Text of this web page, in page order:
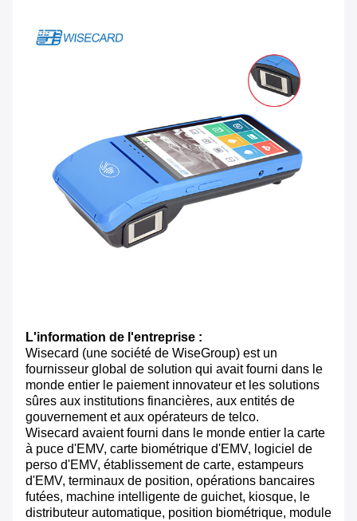
L'information de l'entreprise :
Wisecard (une société de WiseGroup) est un
fournisseur global de solution qui avait fourni dans le
monde entier le paiement innovateur et les solutions
sûres aux institutions financières, aux entités de
gouvernement et aux opérateurs de telco.
Wisecard avaient fourni dans le monde entier la carte
à puce d'EMV, carte biométrique d'EMV, logiciel de
perso d'EMV, établissement de carte, estampeurs
d'EMV, terminaux de position, opérations bancaires
futées, machine intelligente de guichet, kiosque, le
distributeur automatique, position biométrique, module